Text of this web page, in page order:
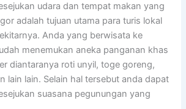
udara dan tempat makan yang
adalah tujuan utama para turis lokal
Anda yang berwisata ke
menemukan aneka panganan khas
diantaranya roti unyil, toge goreng,
lain lain. Selain hal tersebut anda dapat
suasana pegunungan yang